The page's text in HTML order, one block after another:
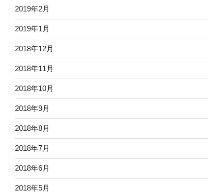
2019年2月
2019年1月
2018年12月
2018年11月
2018年10月
2018年9月
2018年8月
2018年7月
2018年6月
2018年5月